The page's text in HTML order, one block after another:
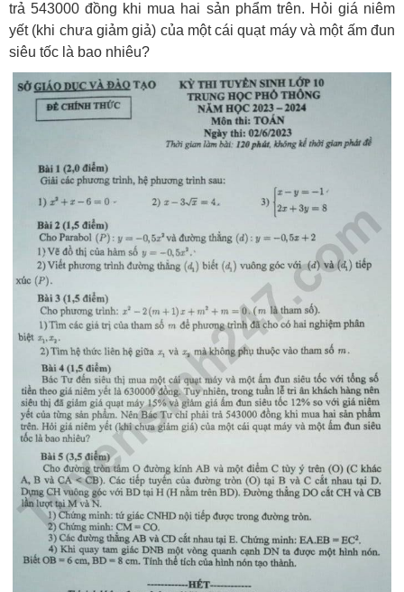
trả 543000 đồng khi mua hai sản phẩm trên. Hỏi giá niêm
yết (khi chưa giảm giả) của một cái quạt máy và một ấm đun
siêu tốc là bao nhiêu?